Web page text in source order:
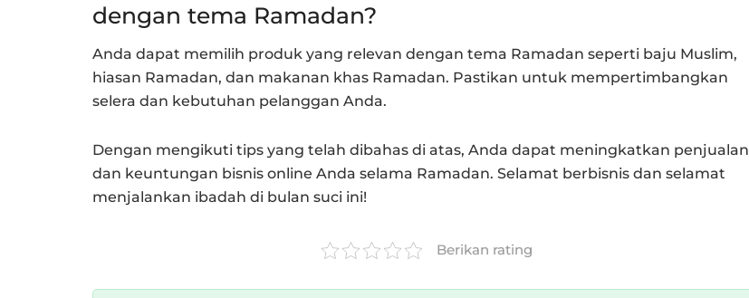
dengan tema Ramadan?
Anda dapat memilih produk yang relevan dengan tema Ramadan seperti baju Muslim,
hiasan Ramadan, dan makanan khas Ramadan. Pastikan untuk mempertimbangkan
selera dan kebutuhan pelanggan Anda.
Dengan mengikuti tips yang telah dibahas di atas, Anda dapat meningkatkan penjualan
dan keuntungan bisnis online Anda selama Ramadan. Selamat berbisnis dan selamat
menjalankan ibadah di bulan suci ini!
Berikan rating